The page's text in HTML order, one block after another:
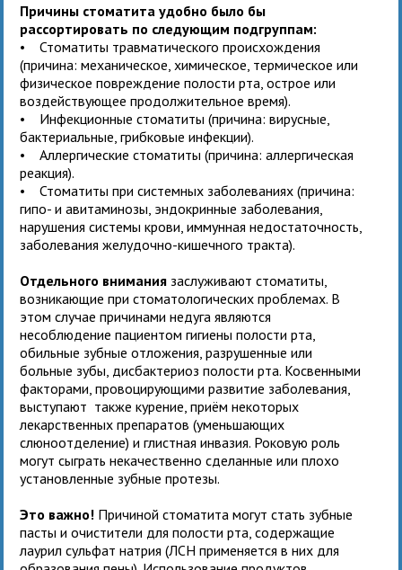
Причины стоматита удобно было бы
рассортировать по следующим подгруппам:
• Стоматиты травматического происхождения
(причина: механическое, химическое, термическое или
физическое повреждение полости рта, острое или
воздействующее продолжительное время).
• Инфекционные стоматиты (причина: вирусные,
бактериальные, грибковые инфекции).
• Аллергические стоматиты (причина: аллергическая
реакция).
• Стоматиты при системных заболеваниях (причина:
гипо- и авитаминозы, эндокринные заболевания,
нарушения системы крови, иммунная недостаточность,
заболевания желудочно-кишечного тракта).
Отдельного внимания заслуживают стоматиты,
возникающие при стоматологических проблемах. В
этом случае причинами недуга являются
несоблюдение пациентом гигиены полости рта,
обильные зубные отложения, разрушенные или
больные зубы, дисбактериоз полости рта. Косвенными
факторами, провоцирующими развитие заболевания,
выступают также курение, приём некоторых
лекарственных препаратов (уменьшающих
слюноотделение) и глистная инвазия. Роковую роль
могут сыграть некачественно сделанные или плохо
установленные зубные протезы.
Это важно! Причиной стоматита могут стать зубные
пасты и очистители для полости рта, содержащие
лаурил сульфат натрия (ЛСН применяется в них для